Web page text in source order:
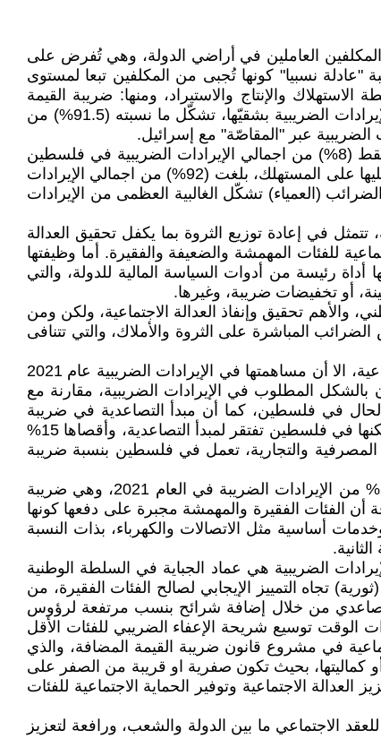
العاملين في أراضي الدولة، وهي تُفرض على
"عادلة نسبيا" كونها تُجبى من المكلفين تبعا لمستوى
والإنتاج والاستيراد، ومنها: ضريبة القيمة
المضافة، ضريبة المحروقات، الرسوم الجمركية والمكوس، ....، وتِبعاً لبيانات وزارة المالية الفلسطينية في العام 2021، فإن الإيرادات الضريبية بشقيّها، تشكّل ما نسبته (91.5%) من
الضريبية عبر "المقاصّة" مع إسرائيل.
ومن خلال التحليل الكمّي لمبني (هيكل) الإيرادات الضريبية في فلسطين، فإن الضرائب المباشرة (الدخل والأملاك)، شكلّت فقط (8%) من اجمالي الإيرادات الضريبية في فلسطين
في العام 2021، في حين أن نسبة الضرائب غير المباشرة (القيمة المضافة، المحروقات، الجمارك، السجائر ...)، والتي يتم تحمليها على المستهلك، بلغت (92%) من اجمالي الإيرادات
الإيرادات الضريبية، في حين أن الضرائب (العمياء) تشكّل الغالبية العظمى من الإيرادات
تتمثل في إعادة توزيع الثروة بما يكفل تحقيق العدالة
للفئات المهمشة والضعيفة والفقيرة. أما وظيفتها
أداة رئيسة من أدوات السياسة المالية للدولة، والتي
أو تخفيضات ضريبة، وغيرها.
والأهم تحقيق وإنفاذ العدالة الاجتماعية، ولكن ومن
المباشرة على الثروة والأملاك، والتي تتنافى
فمثلا ضريبة الدخل، وهي ضريبة مباشرة، ورغم أهميتها الكبيرة في إعادة توزيع الثروة بين الأغنياء والفقراء انفاذا للعدالة الاجتماعية، الا أن مساهمتها في الإيرادات الضريبية عام 2021
يساهمون بالشكل المطلوب في الإيرادات الضريبية، مقارنة مع
في فلسطين، كما أن مبدأ التصاعدية في ضريبة
الدخل، والتي تعتبر من أسس العدالة الضريبية، نجد نسبتها في بعض الدول في العالم تتدرج وتصل الى حوالي 42% أو أكثر، ولكنها في فلسطين تفتقر لمبدأ التصاعدية، وأقصاها 15%
وخاصة في القطاعات المصرفية والتجارية، تعمل في فلسطين بنسبة ضريبة
أمّا الضرائب غير المباشرة، والتي تتنافى والعدالة الاجتماعية، فمنها ضريبة القيمة المضافة ( (VAT، والتي شكّلت ما نسبته 26% من الإيرادات الضريبة في العام 2021، وهي ضريبة
ضريبة القيمة المضافة أن الفئات الفقيرة والمهمشة مجبرة على دفعها كونها
أساسية مثل الاتصالات والكهرباء، بذات النسبة
الضريبية هي عماد الجباية في السلطة الوطنية
تجاه التمييز الإيجابي لصالح الفئات الفقيرة، من
من خلال إضافة شرائح بنسب مرتفعة لرؤوس
الوقت توسيع شريحة الإعفاء الضريبي للفئات الأقل
في مشروع قانون ضريبة القيمة المضافة، والذي
كماليتها، بحيث تكون صفرية او قريبة من الصفر على
الاجتماعية وتوفير الحماية الاجتماعية للفئات
الاجتماعي ما بين الدولة والشعب، ورافعة لتعزيز